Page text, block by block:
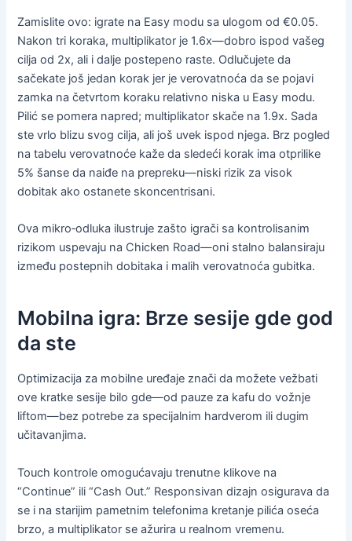
Zamislite ovo: igrate na Easy modu sa ulogom od €0.05.
Nakon tri koraka, multiplikator je 1.6x—dobro ispod vašeg
cilja od 2x, ali i dalje postepeno raste. Odlučujete da
sačekate još jedan korak jer je verovatnoća da se pojavi
zamka na četvrtom koraku relativno niska u Easy modu.
Pilić se pomera napred; multiplikator skače na 1.9x. Sada
ste vrlo blizu svog cilja, ali još uvek ispod njega. Brz pogled
na tabelu verovatnoće kaže da sledeći korak ima otprilike
5% šanse da naiđe na prepreku—niski rizik za visok
dobitak ako ostanete skoncentrisani.
Ova mikro‑odluka ilustruje zašto igrači sa kontrolisanim
rizikom uspevaju na Chicken Road—oni stalno balansiraju
između postepnih dobitaka i malih verovatnoća gubitka.
Mobilna igra: Brze sesije gde god
da ste
Optimizacija za mobilne uređaje znači da možete vežbati
ove kratke sesije bilo gde—od pauze za kafu do vožnje
liftom—bez potrebe za specijalnim hardverom ili dugim
učitavanjima.
Touch kontrole omogućavaju trenutne klikove na
“Continue” ili “Cash Out.” Responsivan dizajn osigurava da
se i na starijim pametnim telefonima kretanje pilića oseća
brzo, a multiplikator se ažurira u realnom vremenu.